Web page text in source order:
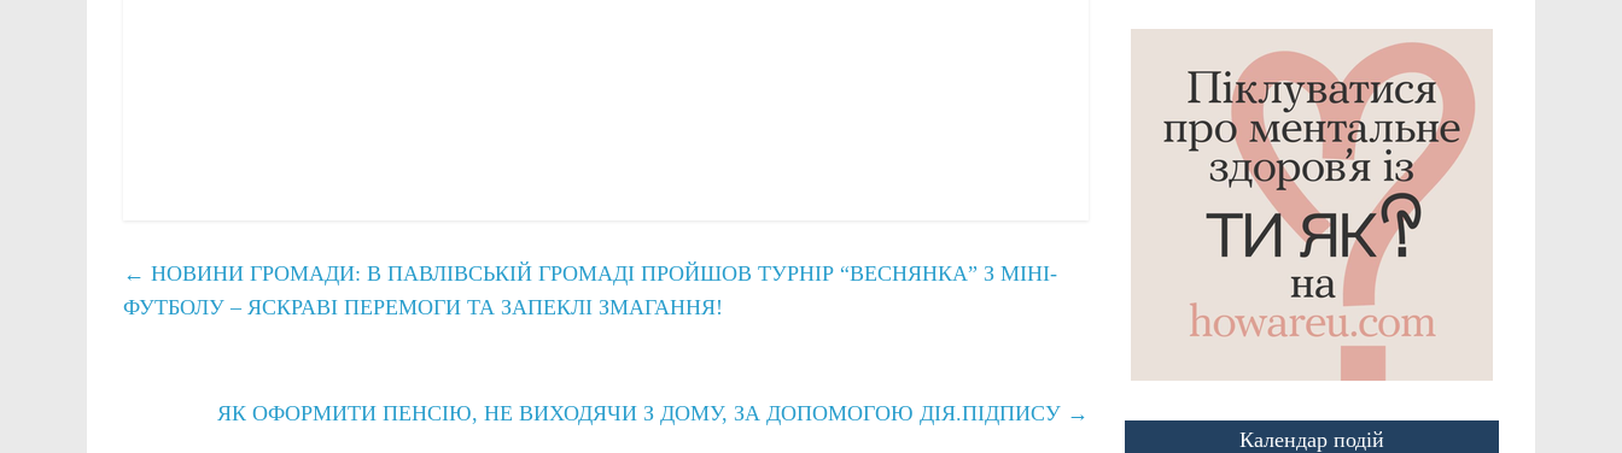
← НОВИНИ ГРОМАДИ: В ПАВЛІВСЬКІЙ ГРОМАДІ ПРОЙШОВ ТУРНІР “ВЕСНЯНКА” З МІНІ-
ФУТБОЛУ – ЯСКРАВІ ПЕРЕМОГИ ТА ЗАПЕКЛІ ЗМАГАННЯ!
ЯК ОФОРМИТИ ПЕНСІЮ, НЕ ВИХОДЯЧИ З ДОМУ, ЗА ДОПОМОГОЮ ДІЯ.ПІДПИСУ →
Календар подій